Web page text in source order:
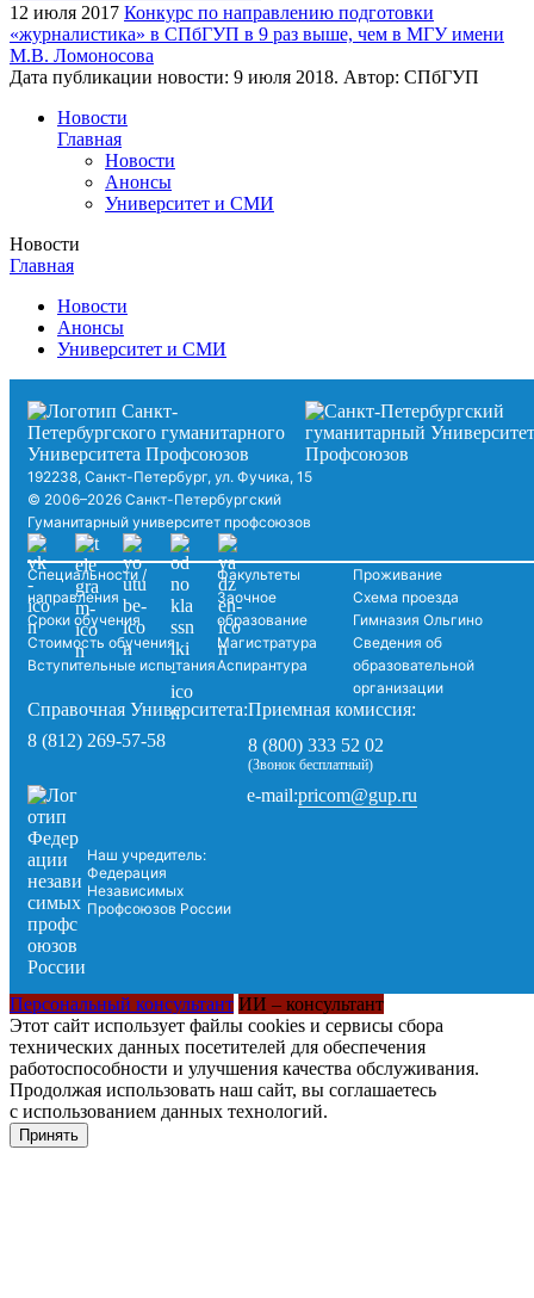
12 июля 2017 Конкурс по направлению подготовки
«журналистика» в СПбГУП в 9 раз выше, чем в МГУ имени
М.В. Ломоносова
Дата публикации новости: 9 июля 2018. Автор: СПбГУП
Новости
Главная
Новости
Анонсы
Университет и СМИ
Новости
Главная
Новости
Анонсы
Университет и СМИ
192238, Санкт-Петербург, ул. Фучика, 15
© 2006–2026 Санкт-Петербургский
Гуманитарный университет профсоюзов
Специальности /
направления
Сроки обучения
Стоимость обучения
Вступительные испытания
Факультеты
Заочное
образование
Магистратура
Аспирантура
Проживание
Схема проезда
Гимназия Ольгино
Сведения об
образовательной
организации
Справочная Университета:
8 (812) 269-57-58
Приемная комиссия:
8 (800) 333 52 02
(Звонок бесплатный)
Наш учредитель:
Федерация
Независимых
Профсоюзов России
e-mail:pricom@gup.ru
Персональный консультант ИИ – консультант
Этот сайт использует файлы cookies и сервисы сбора
технических данных посетителей для обеспечения
работоспособности и улучшения качества обслуживания.
Продолжая использовать наш сайт, вы соглашаетесь
с использованием данных технологий.
Принять